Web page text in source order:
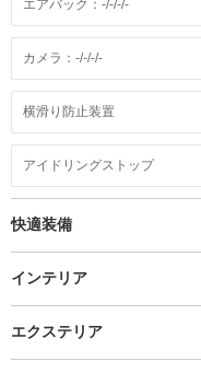
エアバック：-/-/-/-
カメラ：-/-/-/-
横滑り防止装置
アイドリングストップ
快適装備
インテリア
エクステリア